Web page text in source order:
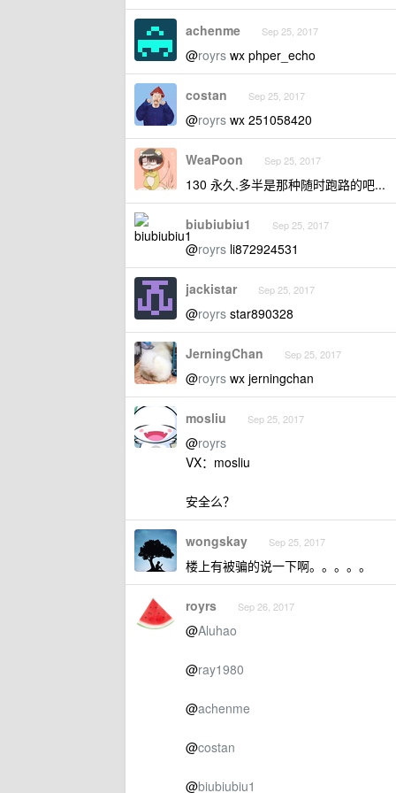
achenme Sep 25, 2017
@royrs wx phper_echo
costan Sep 25, 2017
@royrs wx 251058420
WeaPoon Sep 25, 2017
130 永久.多半是那种随时跑路的吧...
biubiubiu1 Sep 25, 2017
@royrs li872924531
jackistar Sep 25, 2017
@royrs star890328
JerningChan Sep 25, 2017
@royrs wx jerningchan
mosliu Sep 25, 2017
@royrs
VX：mosliu
安全么？
wongskay Sep 25, 2017
楼上有被骗的说一下啊。。。。。
royrs Sep 26, 2017
@Aluhao
@ray1980
@achenme
@costan
@biubiubiu1